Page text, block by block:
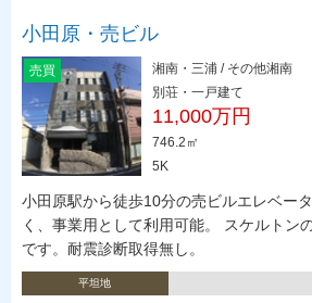
小田原・売ビル
売買
湘南・三浦 / その他湘南
別荘・一戸建て
11,000万円
746.2㎡
5K
小田原駅から徒歩10分の売ビルエレベー
く、事業用として利用可能。 スケルトン
です。耐震診断取得無し。
平坦地